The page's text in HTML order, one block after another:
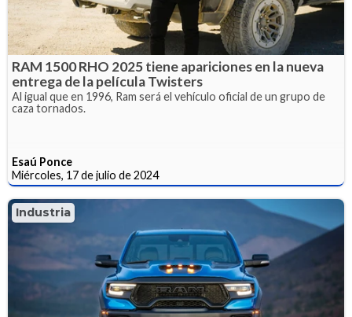
RAM 1500 RHO 2025 tiene apariciones en la nueva
entrega de la película Twisters
Al igual que en 1996, Ram será el vehículo oficial de un grupo de
caza tornados.
Esaú Ponce
Miércoles, 17 de julio de 2024
Industria